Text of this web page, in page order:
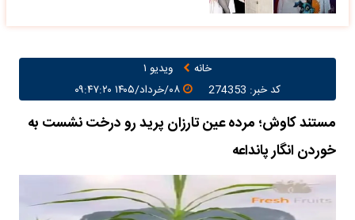
خانه
ویدیو ۱
کد خبر: 274353
مستند کاوش؛ مرده عین تارزان پرید رو درخت نشست به
خوردن انگار پانداعه